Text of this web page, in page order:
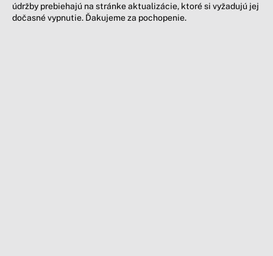
údržby prebiehajú na stránke aktualizácie, ktoré si vyžadujú jej
dočasné vypnutie. Ďakujeme za pochopenie.